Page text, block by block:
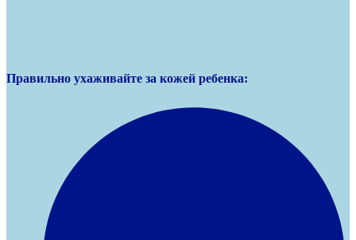
Правильно ухаживайте за кожей ребенка: